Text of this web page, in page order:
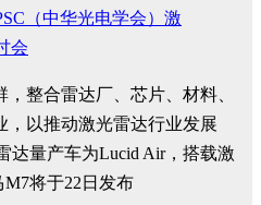
（中华光电学会）激
会
整合雷达厂、芯片、材料、
，以推动激光雷达行业发展